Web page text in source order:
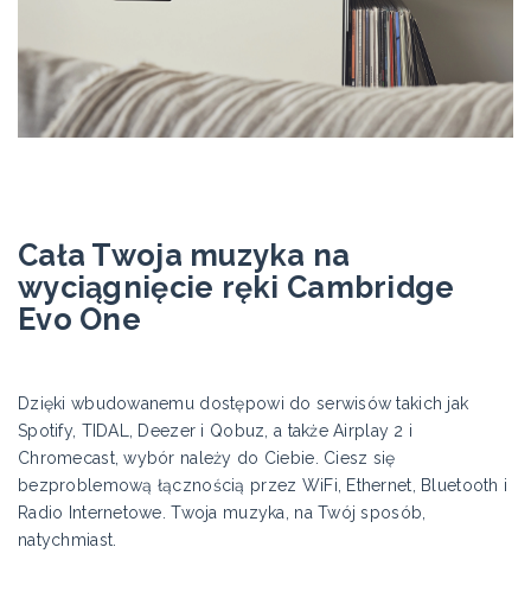
Cała Twoja muzyka na
wyciągnięcie ręki Cambridge
Evo One
Dzięki wbudowanemu dostępowi do serwisów takich jak
Spotify, TIDAL, Deezer i Qobuz, a także Airplay 2 i
Chromecast, wybór należy do Ciebie. Ciesz się
bezproblemową łącznością przez WiFi, Ethernet, Bluetooth i
Radio Internetowe. Twoja muzyka, na Twój sposób,
natychmiast.